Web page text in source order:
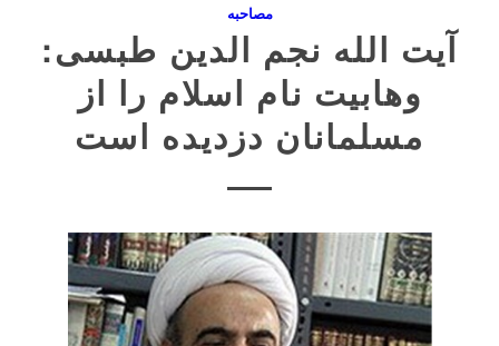
مصاحبه
آیت الله نجم الدین طبسی:
وهابیت نام اسلام را از
مسلمانان دزدیده است